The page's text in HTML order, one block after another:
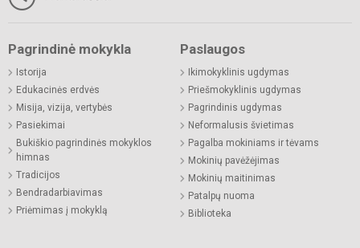
Pagrindinė mokykla
Istorija
Edukacinės erdvės
Misija, vizija, vertybės
Pasiekimai
Bukiškio pagrindinės mokyklos
himnas
Tradicijos
Bendradarbiavimas
Priėmimas į mokyklą
Paslaugos
Ikimokyklinis ugdymas
Priešmokyklinis ugdymas
Pagrindinis ugdymas
Neformalusis švietimas
Pagalba mokiniams ir tėvams
Mokinių pavėžėjimas
Mokinių maitinimas
Patalpų nuoma
Biblioteka